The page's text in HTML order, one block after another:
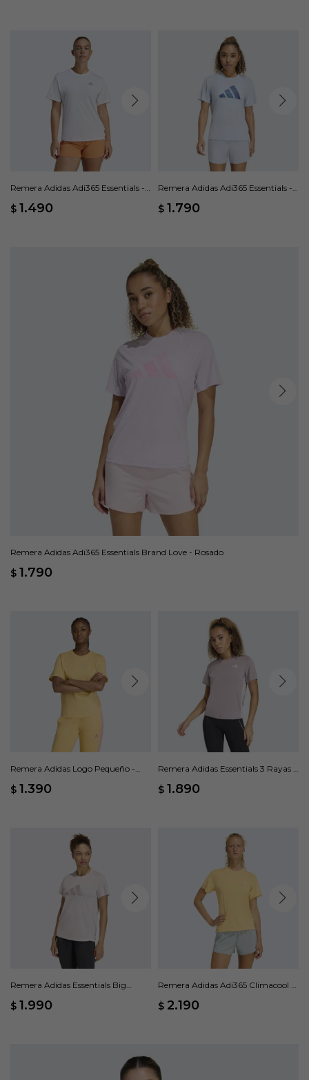
Remera Adidas Adi365 Essentials -
$ 1.490
Remera Adidas Adi365 Essentials -
$ 1.790
Remera Adidas Adi365 Essentials Brand Love - Rosado
$ 1.790
Remera Adidas Logo Pequeño -
$ 1.390
Remera Adidas Essentials 3 Rayas -
$ 1.890
Remera Adidas Essentials Big
$ 1.990
Remera Adidas Adi365 Climacool -
$ 2.190